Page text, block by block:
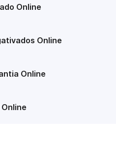
Online
Online
Online